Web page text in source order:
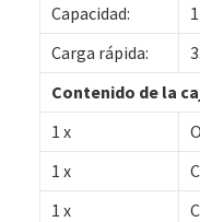
Capacidad:
Carga rápida:
Contenido de la
1 x
1 x
1 x